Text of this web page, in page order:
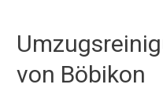
von Böbikon